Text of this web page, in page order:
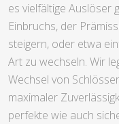
es vielfältige Auslöser
Einbruchs, der
steigern, oder etwa
Art zu wechseln. Wir
Wechsel von
maximaler
perfekte wie auch